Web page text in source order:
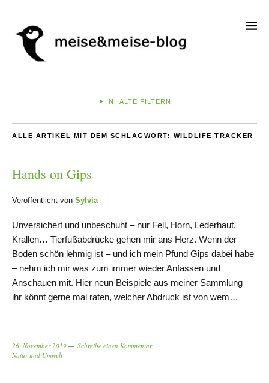
INHALTE FILTERN
ALLE ARTIKEL MIT DEM SCHLAGWORT: WILDLIFE TRACKER
Hands on Gips
Veröffentlicht von Sylvia
Unversichert und unbeschuht – nur Fell, Horn, Lederhaut,
Krallen… Tierfußabdrücke gehen mir ans Herz. Wenn der
Boden schön lehmig ist – und ich mein Pfund Gips dabei habe
– nehm ich mir was zum immer wieder Anfassen und
Anschauen mit. Hier neun Beispiele aus meiner Sammlung –
ihr könnt gerne mal raten, welcher Abdruck ist von wem…
26. November 2019
Schreibe einen Kommentar
Natur und Umwelt